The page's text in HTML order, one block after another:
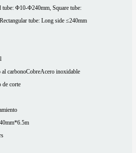
tube: Φ10-Φ240mm, Square tube:
tube: Long side ≤240mm
al carbonoCobreAcero inoxidable
de corte